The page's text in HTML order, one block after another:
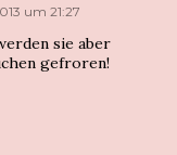
um 21:27
sie aber
gefroren!